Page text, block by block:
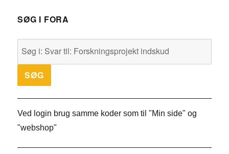
SØG I FORA
Ved login brug samme koder som til "Min side" og
"webshop"